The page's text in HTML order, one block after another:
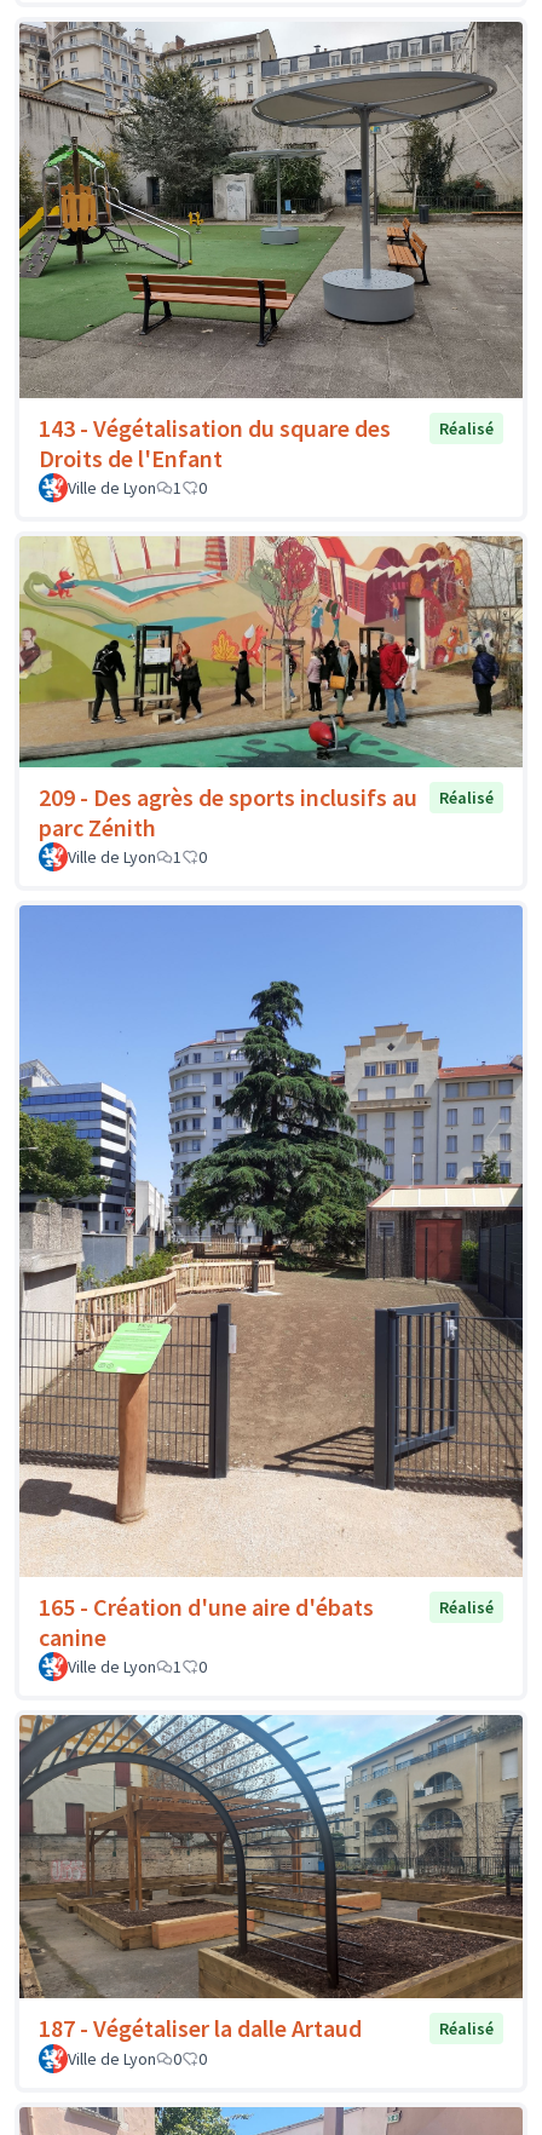
143 - Végétalisation du square des
Droits de l'Enfant
Réalisé
Ville de Lyon 1 0
209 - Des agrès de sports inclusifs au
parc Zénith
Réalisé
Ville de Lyon 1 0
165 - Création d'une aire d'ébats
canine
Réalisé
Ville de Lyon 1 0
187 - Végétaliser la dalle Artaud
Réalisé
Ville de Lyon
0 0